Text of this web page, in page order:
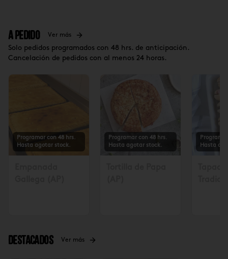
A Pedido Ver más
Solo pedidos programados con 48 hrs. de anticipación.
Cancelación de pedidos con al menos 24 horas.
Programar con 48 hrs.
Hasta agotar stock.
Programar con 48 hrs.
Hasta agotar stock.
Hasta
Destacados Ver más